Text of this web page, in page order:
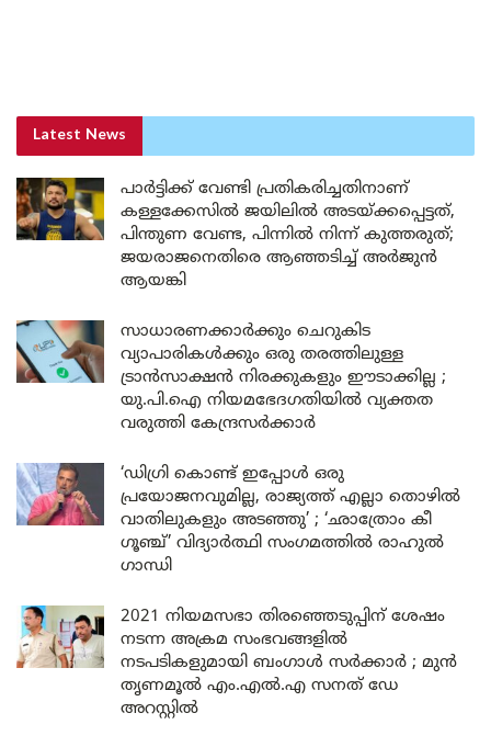
Latest News
പാർട്ടിക്ക് വേണ്ടി പ്രതികരിച്ചതിനാണ്
കള്ളക്കേസിൽ ജയിലിൽ അടയ്ക്കപ്പെട്ടത്,
പിന്തുണ വേണ്ട, പിന്നിൽ നിന്ന് കുത്തരുത്;
ജയരാജനെതിരെ ആഞ്ഞടിച്ച് അർജുൻ
ആയങ്കി
സാധാരണക്കാർക്കും ചെറുകിട
വ്യാപാരികൾക്കും ഒരു തരത്തിലുള്ള
ട്രാൻസാക്ഷൻ നിരക്കുകളും ഈടാക്കില്ല ;
യു.പി.ഐ നിയമഭേദഗതിയിൽ വ്യക്തത
വരുത്തി കേന്ദ്രസർക്കാർ
‘ഡിഗ്രി കൊണ്ട് ഇപ്പോൾ ഒരു
പ്രയോജനവുമില്ല, രാജ്യത്ത് എല്ലാ തൊഴിൽ
വാതിലുകളും അടഞ്ഞു’ ; ‘ഛാത്രോം കീ
ഗൂഞ്ച്’ വിദ്യാർത്ഥി സംഗമത്തിൽ രാഹുൽ
ഗാന്ധി
2021 നിയമസഭാ തിരഞ്ഞെടുപ്പിന് ശേഷം
നടന്ന അക്രമ സംഭവങ്ങളിൽ
നടപടികളുമായി ബംഗാൾ സർക്കാർ ; മുൻ
തൃണമൂൽ എം.എൽ.എ സനത് ഡേ
അറസ്റ്റിൽ